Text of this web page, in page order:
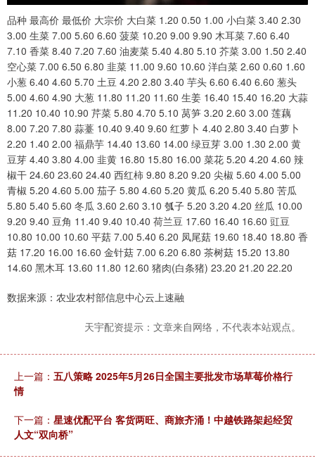
品种 最高价 最低价 大宗价 大白菜 1.20 0.50 1.00 小白菜 3.40 2.30
3.00 生菜 7.00 5.60 6.60 菠菜 10.20 9.00 9.90 木耳菜 7.60 6.40
7.10 香菜 8.40 7.20 7.60 油麦菜 5.40 4.80 5.10 芥菜 3.00 1.50 2.40
空心菜 7.00 6.50 6.80 韭菜 11.00 9.60 10.60 洋白菜 2.60 0.60 1.60
小葱 6.40 4.60 5.70 土豆 4.20 2.80 3.40 芋头 6.60 6.40 6.60 葱头
5.00 4.60 4.90 大葱 11.80 11.20 11.60 生姜 16.40 15.40 16.20 大蒜
11.20 10.40 10.90 芹菜 5.80 4.70 5.10 莴笋 3.20 2.60 3.00 莲藕
8.00 7.20 7.80 蒜薹 10.40 9.40 9.60 红萝卜 4.40 2.80 3.40 白萝卜
2.20 1.40 2.00 福鼎芋 14.40 13.60 14.00 绿豆芽 3.00 1.30 2.00 黄
豆芽 4.40 3.80 4.00 韭黄 16.80 15.80 16.00 菜花 5.20 4.20 4.60 辣
椒干 24.60 23.60 24.40 西红柿 9.80 8.20 9.20 尖椒 5.60 4.00 5.00
青椒 5.20 4.60 5.00 茄子 5.80 4.60 5.20 黄瓜 6.20 5.40 5.80 苦瓜
5.80 5.40 5.60 冬瓜 3.60 2.60 3.10 瓠子 5.20 3.20 4.20 丝瓜 10.00
9.20 9.40 豆角 11.40 9.40 10.40 荷兰豆 17.60 16.40 16.60 豇豆
10.80 10.00 10.60 平菇 7.00 5.40 6.20 凤尾菇 19.60 18.40 18.80 香
菇 17.20 16.00 16.60 金针菇 7.00 6.20 6.80 茶树菇 15.20 13.80
14.60 黑木耳 13.60 11.80 12.60 猪肉(白条猪) 23.20 21.20 22.20
数据来源：农业农村部信息中心云上速融
天宇配资提示：文章来自网络，不代表本站观点。
上一篇： 五八策略 2025年5月26日全国主要批发市场草莓价格行
情
下一篇： 星速优配平台 客货两旺、商旅齐涌！中越铁路架起经贸
人文“双向桥”